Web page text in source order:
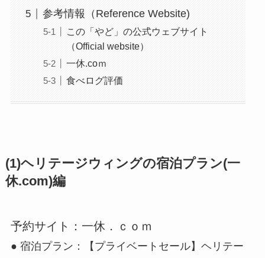
参考情報（Reference Website)
この「やど」の公式ウェブサイト
（Official website）
一休.coｍ
食べログ評価
(1)ヘリテージウィングの宿泊プラン(一
休.com)編
予約サイト：一休．ｃｏｍ
● 宿泊プラン：【プライベートセール】ヘリテー